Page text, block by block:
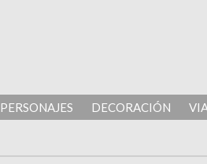
PERSONAJES DECORACIÓN